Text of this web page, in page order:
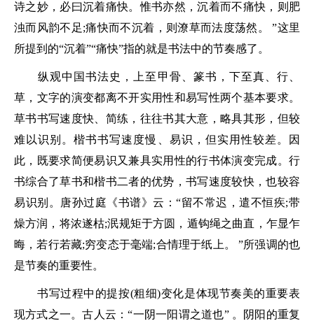
诗之妙，必曰沉着痛快。惟书亦然，沉着而不痛快，则肥
浊而风韵不足;痛快而不沉着，则潦草而法度荡然。 ”这里
所提到的“沉着”“痛快”指的就是书法中的节奏感了。
纵观中国书法史，上至甲骨、篆书，下至真、行、
草，文字的演变都离不开实用性和易写性两个基本要求。
草书书写速度快、简练，往往书其大意，略具其形，但较
难以识别。楷书书写速度慢、易识，但实用性较差。因
此，既要求简便易识又兼具实用性的行书体演变完成。行
书综合了草书和楷书二者的优势，书写速度较快，也较容
易识别。唐孙过庭《书谱》云：“留不常迟，遣不恒疾;带
燥方润，将浓遂枯;泯规矩于方圆，遁钩绳之曲直，乍显乍
晦，若行若藏;穷变态于毫端;合情理于纸上。 ”所强调的也
是节奏的重要性。
书写过程中的提按(粗细)变化是体现节奏美的重要表
现方式之一。古人云：“一阴一阳谓之道也” 。阴阳的重复